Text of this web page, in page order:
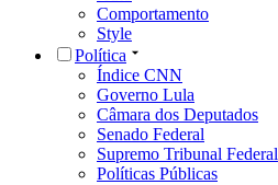
Comportamento
Style
Política
Índice CNN
Governo Lula
Câmara dos Deputados
Senado Federal
Supremo Tribunal Federal
Políticas Públicas